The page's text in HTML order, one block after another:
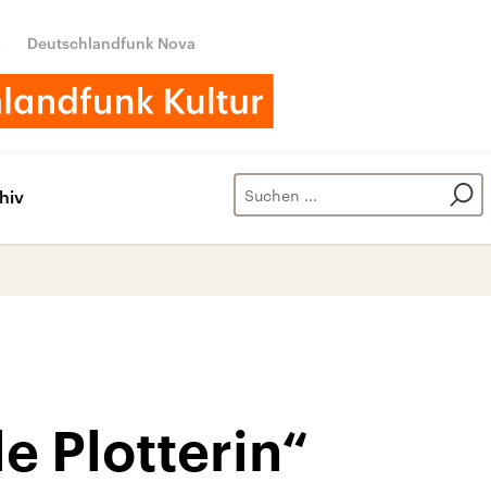
Deutschlandfunk Nova
Plotterin“